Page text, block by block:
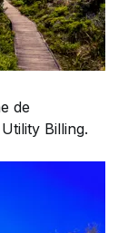
de
Billing.